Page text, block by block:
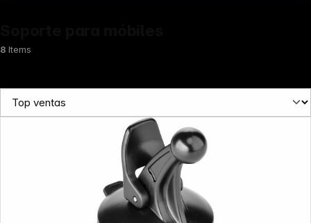
8 Items